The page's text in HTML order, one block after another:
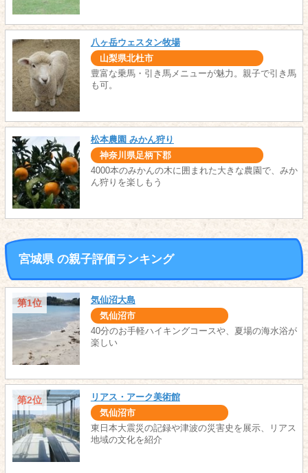
八ヶ岳ウェスタン牧場
山梨県北杜市
豊富な乗馬・引き馬メニューが魅力。親子で引き馬
も可。
松本農園 みかん狩り
神奈川県足柄下郡
4000本のみかんの木に囲まれた大きな農園で、みか
ん狩りを楽しもう
宮城県 の親子評価ランキング
第1位 気仙沼大島
気仙沼市
40分のお手軽ハイキングコースや、夏場の海水浴が
楽しい
第2位 リアス・アーク美術館
気仙沼市
東日本大震災の記録や津波の災害史を展示、リアス
地域の文化を紹介